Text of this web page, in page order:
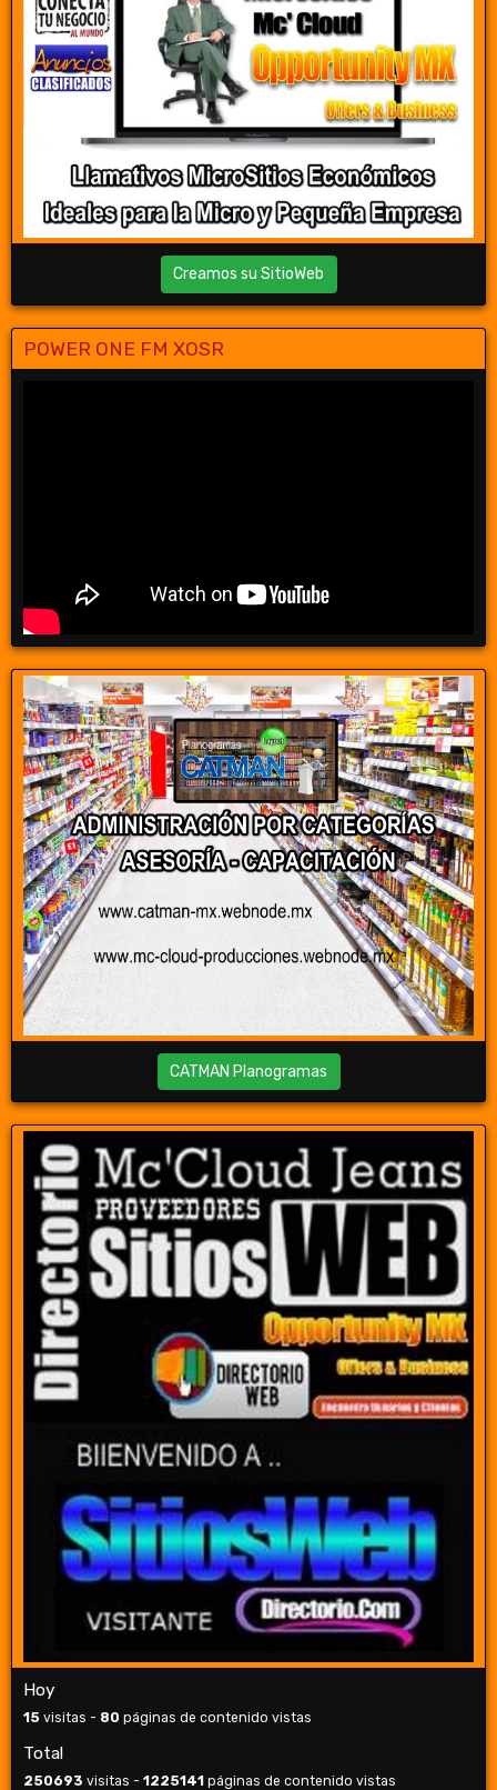
Creamos su SitioWeb
POWER ONE FM XOSR
CATMAN Planogramas
Hoy
15 visitas - 80 páginas de contenido vistas
Total
250693 visitas - 1225141 páginas de contenido vistas